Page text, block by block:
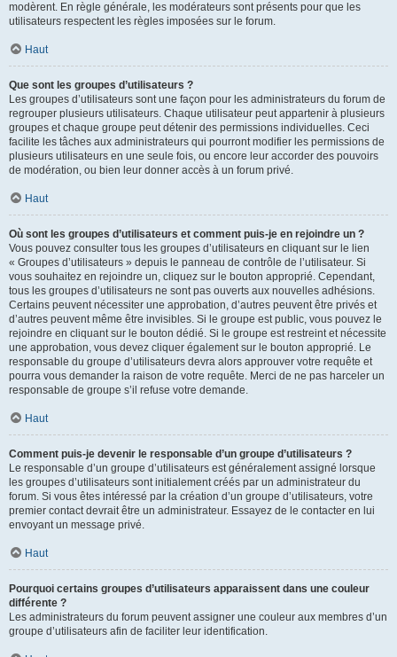
modèrent. En règle générale, les modérateurs sont présents pour que les
utilisateurs respectent les règles imposées sur le forum.
Haut
Que sont les groupes d’utilisateurs ?
Les groupes d’utilisateurs sont une façon pour les administrateurs du forum de
regrouper plusieurs utilisateurs. Chaque utilisateur peut appartenir à plusieurs
groupes et chaque groupe peut détenir des permissions individuelles. Ceci
facilite les tâches aux administrateurs qui pourront modifier les permissions de
plusieurs utilisateurs en une seule fois, ou encore leur accorder des pouvoirs
de modération, ou bien leur donner accès à un forum privé.
Haut
Où sont les groupes d’utilisateurs et comment puis-je en rejoindre un ?
Vous pouvez consulter tous les groupes d’utilisateurs en cliquant sur le lien
« Groupes d’utilisateurs » depuis le panneau de contrôle de l’utilisateur. Si
vous souhaitez en rejoindre un, cliquez sur le bouton approprié. Cependant,
tous les groupes d’utilisateurs ne sont pas ouverts aux nouvelles adhésions.
Certains peuvent nécessiter une approbation, d’autres peuvent être privés et
d’autres peuvent même être invisibles. Si le groupe est public, vous pouvez le
rejoindre en cliquant sur le bouton dédié. Si le groupe est restreint et nécessite
une approbation, vous devez cliquer également sur le bouton approprié. Le
responsable du groupe d’utilisateurs devra alors approuver votre requête et
pourra vous demander la raison de votre requête. Merci de ne pas harceler un
responsable de groupe s’il refuse votre demande.
Haut
Comment puis-je devenir le responsable d’un groupe d’utilisateurs ?
Le responsable d’un groupe d’utilisateurs est généralement assigné lorsque
les groupes d’utilisateurs sont initialement créés par un administrateur du
forum. Si vous êtes intéressé par la création d’un groupe d’utilisateurs, votre
premier contact devrait être un administrateur. Essayez de le contacter en lui
envoyant un message privé.
Haut
Pourquoi certains groupes d’utilisateurs apparaissent dans une couleur
différente ?
Les administrateurs du forum peuvent assigner une couleur aux membres d’un
groupe d’utilisateurs afin de faciliter leur identification.